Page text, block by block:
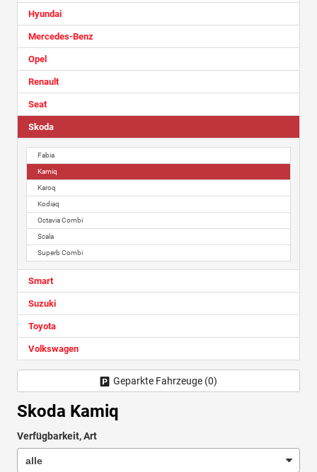
Skoda Kamiq
Verfügbarkeit, Art
Hyundai
Mercedes-Benz
Opel
Renault
Seat
Skoda
Fabia
Kamiq
Karoq
Kodiaq
Octavia Combi
Scala
Superb Combi
Smart
Suzuki
Toyota
Volkswagen
Geparkte Fahrzeuge (0)